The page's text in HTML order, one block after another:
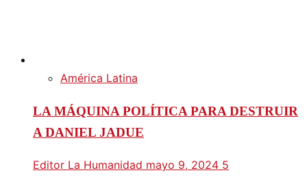
América Latina
LA MÁQUINA POLÍTICA PARA DESTRUIR
A DANIEL JADUE
Editor La Humanidad mayo 9, 2024 5